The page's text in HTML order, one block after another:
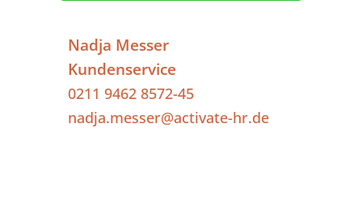
Nadja Messer
Kundenservice
0211 9462 8572-45
nadja.messer@activate-hr.de